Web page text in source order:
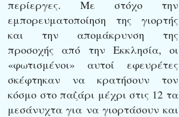
περίεργες. Με στόχο την
εμπορευματοποίηση της γιορτής
και την απομάκρυνση της
προσοχής από την Εκκλησία, οι
«φωτισμένοι» αυτοί εφευρέτες
σκέφτηκαν να κρατήσουν τον
κόσμο στο παζάρι μέχρι στις 12 τα
μεσάνυχτα για να γιορτάσουν και